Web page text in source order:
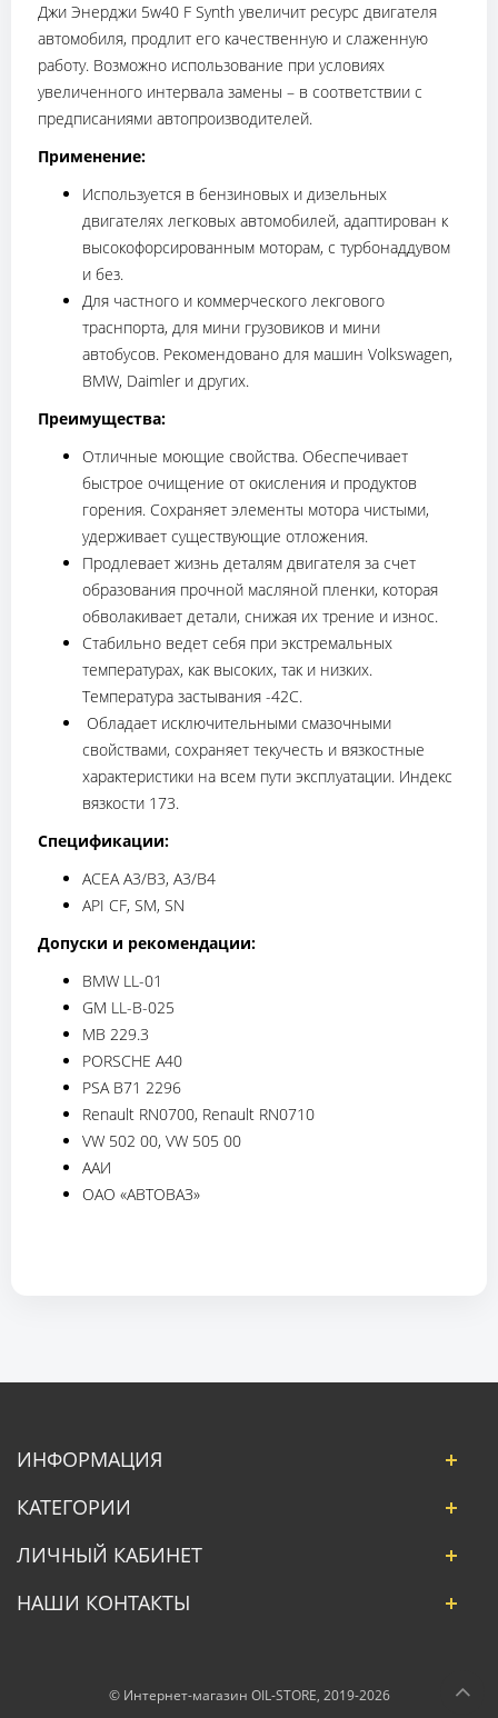
Джи Энерджи 5w40 F Synth увеличит ресурс двигателя
автомобиля, продлит его качественную и слаженную
работу. Возможно использование при условиях
увеличенного интервала замены – в соответствии с
предписаниями автопроизводителей.
Применение:
Используется в бензиновых и дизельных
двигателях легковых автомобилей, адаптирован к
высокофорсированным моторам, с турбонаддувом
и без.
Для частного и коммерческого лекгового
траснпорта, для мини грузовиков и мини
автобусов. Рекомендовано для машин Volkswagen,
BMW, Daimler и других.
Преимущества:
Отличные моющие свойства. Обеспечивает
быстрое очищение от окисления и продуктов
горения. Сохраняет элементы мотора чистыми,
удерживает существующие отложения.
Продлевает жизнь деталям двигателя за счет
образования прочной масляной пленки, которая
обволакивает детали, снижая их трение и износ.
Стабильно ведет себя при экстремальных
температурах, как высоких, так и низких.
Температура застывания -42C.
Обладает исключительными смазочными
свойствами, сохраняет текучесть и вязкостные
характеристики на всем пути эксплуатации. Индекс
вязкости 173.
Спецификации:
ACEA A3/B3, A3/B4
API CF, SM, SN
Допуски и рекомендации:
BMW LL-01
GM LL-B-025
MB 229.3
PORSCHE A40
PSA B71 2296
Renault RN0700, Renault RN0710
VW 502 00, VW 505 00
ААИ
ОАО «АВТОВАЗ»
ИНФОРМАЦИЯ
КАТЕГОРИИ
ЛИЧНЫЙ КАБИНЕТ
НАШИ КОНТАКТЫ
© Интернет-магазин OIL-STORE, 2019-2026